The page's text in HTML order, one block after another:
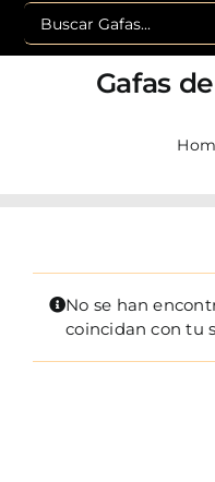
Buscar:
Gafas
No se han
coincidan con tu